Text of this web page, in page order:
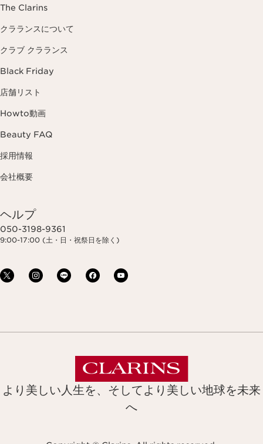
The Clarins
クラランスについて
クラブ クラランス
Black Friday
店舗リスト
Howto動画
Beauty FAQ
採用情報
会社概要
ヘルプ
050-3198-9361
9:00-17:00 (土・日・祝祭日を除く)
より美しい人生を、そしてより美しい地球を未来
へ